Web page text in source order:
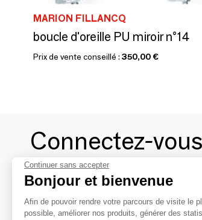
MARION FILLANCQ
boucle d'oreille PU miroir n°14
Prix de vente conseillé : 350,00 €
Connectez-
contacter les
Afin de profiter au mieux de
Continuer sans accepter
Bonjour et bienvenue
Afin de pouvoir rendre votre parcours de visite le
possible, améliorer nos produits, générer des